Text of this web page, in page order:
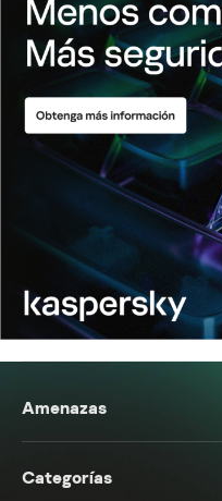
Amenazas
Categorías